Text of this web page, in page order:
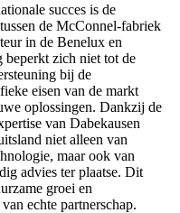
succes is de
de McConnel-fabriek
in de Benelux en
beperkt zich niet tot de
bij de
eisen van de markt
oplossingen. Dankzij de
van Dabekausen
niet alleen van
maar ook van
advies ter plaatse. Dit
groei en
echte partnerschap.